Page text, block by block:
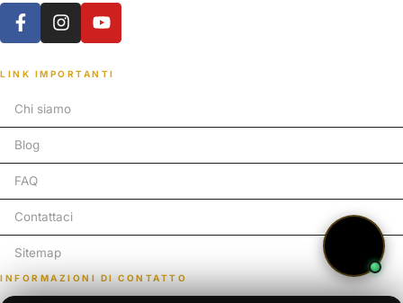
LINK IMPORTANTI
Chi siamo
Blog
FAQ
Contattaci
Sitemap
INFORMAZIONI DI CONTATTO